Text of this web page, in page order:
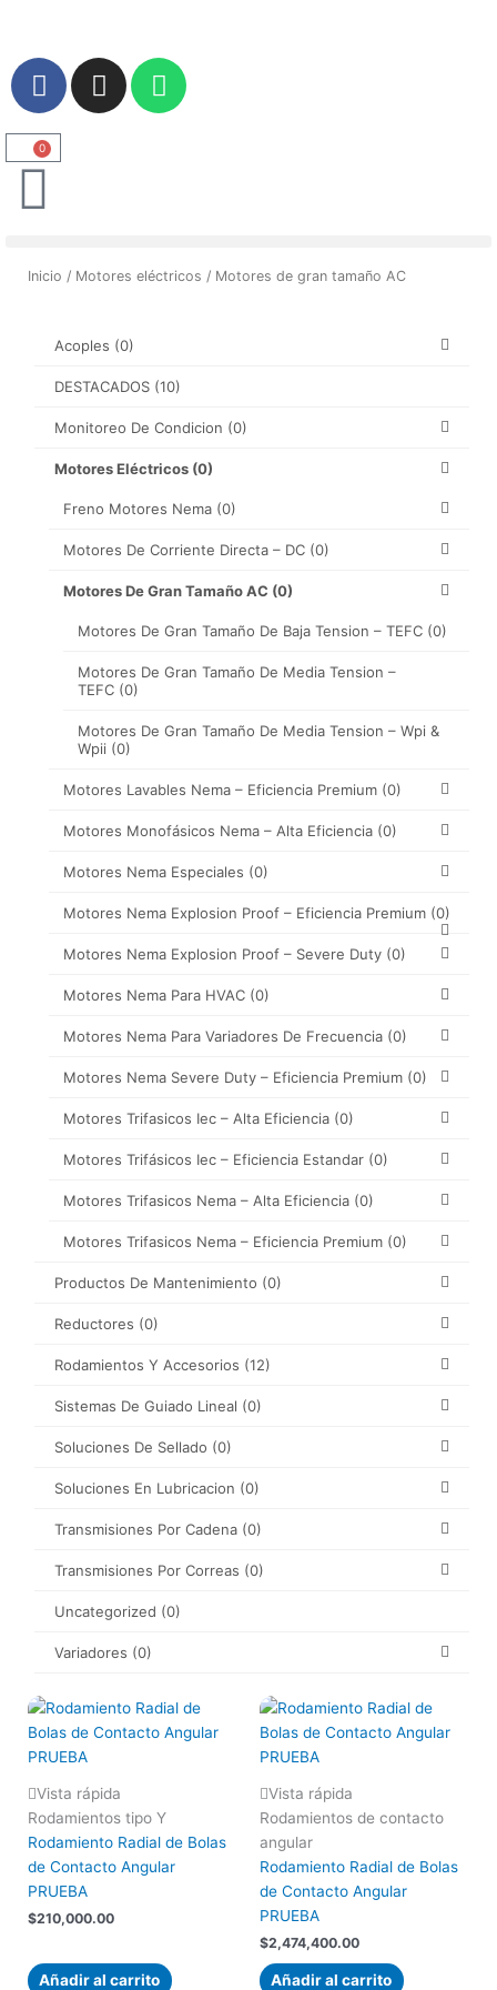
contenido
F
a
c
e
b
o
k
I
n
a
m
W
h
p
0
Carrito
Inicio / Motores eléctricos / Motores de gran tamaño AC
Acoples (0)
DESTACADOS (10)
Monitoreo De Condicion (0)
Motores Eléctricos (0)
Freno Motores Nema (0)
Motores De Corriente Directa – DC (0)
Motores De Gran Tamaño AC (0)
Motores De Gran Tamaño De Baja Tension – TEFC (0)
Motores De Gran Tamaño De Media Tension –
TEFC (0)
Motores De Gran Tamaño De Media Tension – Wpi &
Wpii (0)
Motores Lavables Nema – Eficiencia Premium (0)
Motores Monofásicos Nema – Alta Eficiencia (0)
Motores Nema Especiales (0)
Motores Nema Explosion Proof – Eficiencia Premium (0)
Motores Nema Explosion Proof – Severe Duty (0)
Motores Nema Para HVAC (0)
Motores Nema Para Variadores De Frecuencia (0)
Motores Nema Severe Duty – Eficiencia Premium (0)
Motores Trifasicos Iec – Alta Eficiencia (0)
Motores Trifásicos Iec – Eficiencia Estandar (0)
Motores Trifasicos Nema – Alta Eficiencia (0)
Motores Trifasicos Nema – Eficiencia Premium (0)
Productos De Mantenimiento (0)
Reductores (0)
Rodamientos Y Accesorios (12)
Sistemas De Guiado Lineal (0)
Soluciones De Sellado (0)
Soluciones En Lubricacion (0)
Transmisiones Por Cadena (0)
Transmisiones Por Correas (0)
Uncategorized (0)
Variadores (0)
Vista rápida
Rodamientos tipo Y
Rodamiento Radial de Bolas
de Contacto Angular
PRUEBA
$210,000.00
Añadir al carrito
Vista rápida
Rodamientos de contacto
angular
Rodamiento Radial de Bolas
de Contacto Angular
PRUEBA
$2,474,400.00
Añadir al carrito